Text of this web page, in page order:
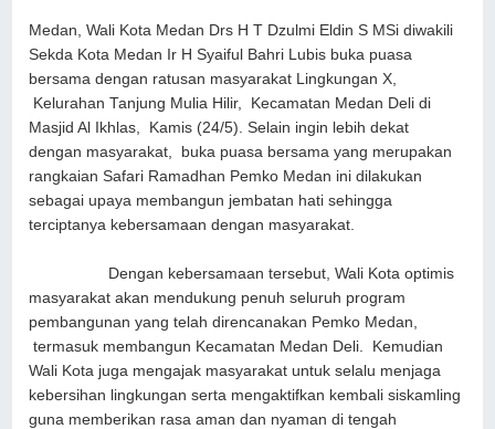
Medan, Wali Kota Medan Drs H T Dzulmi Eldin S MSi diwakili
Sekda Kota Medan Ir H Syaiful Bahri Lubis buka puasa
bersama dengan ratusan masyarakat Lingkungan X,
Kelurahan Tanjung Mulia Hilir, Kecamatan Medan Deli di
Masjid Al Ikhlas, Kamis (24/5). Selain ingin lebih dekat
dengan masyarakat, buka puasa bersama yang merupakan
rangkaian Safari Ramadhan Pemko Medan ini dilakukan
sebagai upaya membangun jembatan hati sehingga
terciptanya kebersamaan dengan masyarakat.
Dengan kebersamaan tersebut, Wali Kota optimis
masyarakat akan mendukung penuh seluruh program
pembangunan yang telah direncanakan Pemko Medan,
termasuk membangun Kecamatan Medan Deli. Kemudian
Wali Kota juga mengajak masyarakat untuk selalu menjaga
kebersihan lingkungan serta mengaktifkan kembali siskamling
guna memberikan rasa aman dan nyaman di tengah